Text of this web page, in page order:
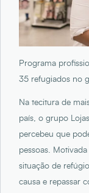
Programa
35 refugiados no
Na tecitura de
país, o grupo
percebeu que
pessoas.
situação de
causa e repassar